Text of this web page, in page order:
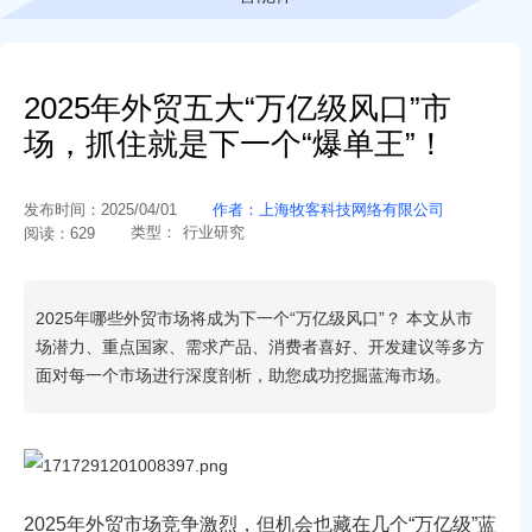
2025年外贸五大“万亿级风口”市
场，抓住就是下一个“爆单王”！
发布时间： 2025/04/01 作者： 上海牧客科技网络有限公司
阅读： 629 类型： 行业研究
2025年哪些外贸市场将成为下一个“万亿级风口”？ 本文从市
场潜力、重点国家、需求产品、消费者喜好、开发建议等多方
面对每一个市场进行深度剖析，助您成功挖掘蓝海市场。
2025年外贸市场竞争激烈，但机会也藏在几个“万亿级”蓝